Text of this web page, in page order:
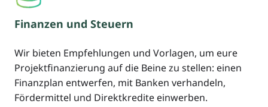
Finanzen und Steuern
Wir bieten Empfehlungen und Vorlagen, um eure
Projektfinanzierung auf die Beine zu stellen: einen
Finanzplan entwerfen, mit Banken verhandeln,
Fördermittel und Direktkredite einwerben.